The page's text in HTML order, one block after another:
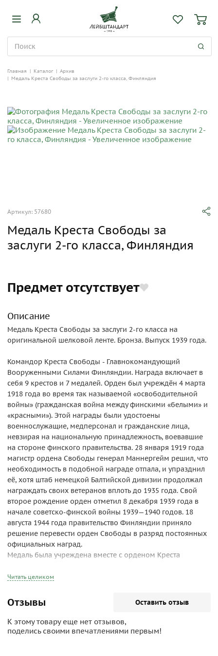
Главная | Каталог | Архив
| Медаль Креста Свободы за заслуги 2-го класса, Финляндия
Артикул: 57680
Медаль Креста Свободы за
заслуги 2-го класса, Финляндия
Предмет отсутствует
Описание
Медаль Креста Свободы за заслуги 2-го класса на
оригинальной шелковой ленте. Бронза. Выпуск 1939 года.
Командор Креста Свободы - Главнокомандующий
Вооруженными Силами Финляндии. Награда включает в
себя 9 крестов и 7 медалей. Орден был учреждён 4 марта
1918 года во время так называемой «освободительной
войны» (гражданская война между финскими «белыми» и
«красными»). Этой награды были удостоены
военнослужащие, медперсонал и гражданские лица,
невзирая на национальную принадлежность, воевавшие
на стороне финского правительства. 28 января 1919 года
магистр ордена Свободы генерал Маннергейм решил, что
необходимость в подобной награде отпала, и упразднил
её, хотя штаб немецкой Балтийской дивизии продолжал
награждать своих ветеранов вплоть до 1935 года. Свой
второе рождение орден отметил 8 декабря 1939 года в
начале советско-финской войны 1939—1940 годов. 18
августа 1944 года правительство Финляндии приняло
решение перевести орден Свободы в разряд постоянных
официальных наград.
Медаль была учреждена вместе с орденом Креста
лицевой стороне в центре крупным планом изображена
окружности слова «URHEUDESTA / FÖR TAPPERHET» («За
отвагу» — на финском и шведском языках). На реверсе
надпись «SUOMEN KANSALTA» («От финского народа») и год
выпуска, обрамлённые венком.
Читать целиком
Отзывы Оставить отзыв
К этому товару еще нет отзывов,
поделись своими впечатлениями первым!